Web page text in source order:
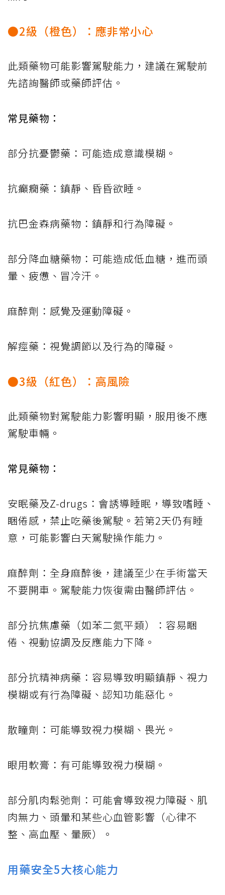
●2級（橙色）：應非常小心
此類藥物可能影響駕駛能力，建議在駕駛前
先諮詢醫師或藥師評估。
常見藥物：
部分抗憂鬱藥：可能造成意識模糊。
抗癲癇藥：鎮靜、昏昏欲睡。
抗巴金森病藥物：鎮靜和行為障礙。
部分降血糖藥物：可能造成低血糖，進而頭
暈、疲憊、冒冷汗。
麻醉劑：感覺及運動障礙。
解痙藥：視覺調節以及行為的障礙。
●3級（紅色）：高風險
此類藥物對駕駛能力影響明顯，服用後不應
駕駛車輛。
常見藥物：
安眠藥及Z-drugs：會誘導睡眠，導致嗜睡、
睏倦感，禁止吃藥後駕駛。若第2天仍有睡
意，可能影響白天駕駛操作能力。
麻醉劑：全身麻醉後，建議至少在手術當天
不要開車。駕駛能力恢復需由醫師評估。
部分抗焦慮藥（如苯二氮平類）：容易睏
倦、視動協調及反應能力下降。
部分抗精神病藥：容易導致明顯鎮靜、視力
模糊或有行為障礙、認知功能惡化。
散瞳劑：可能導致視力模糊、畏光。
眼用軟膏：有可能導致視力模糊。
部分肌肉鬆弛劑：可能會導致視力障礙、肌
肉無力、頭暈和某些心血管影響（心律不
整、高血壓、暈厥）。
用藥安全5大核心能力